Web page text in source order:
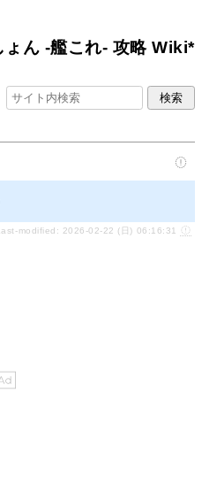
ょん -艦これ- 攻略 Wiki*
modified: 2026-02-22 (日) 06:16:31